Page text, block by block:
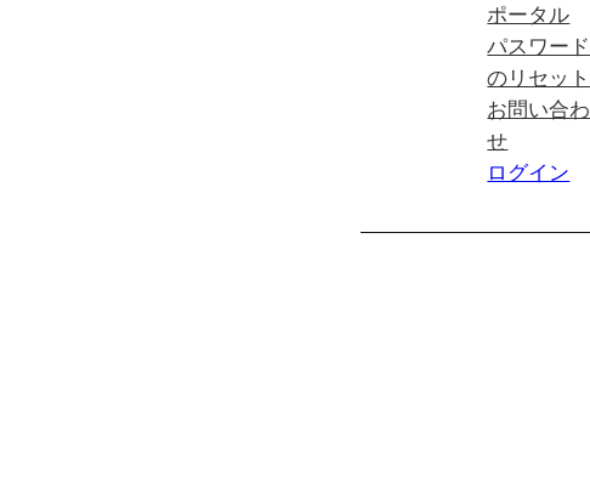
ポータル
パスワード
のリセット
お問い合わ
せ
ログイン